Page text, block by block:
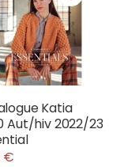
Katia
Aut/hiv 2022/23
€